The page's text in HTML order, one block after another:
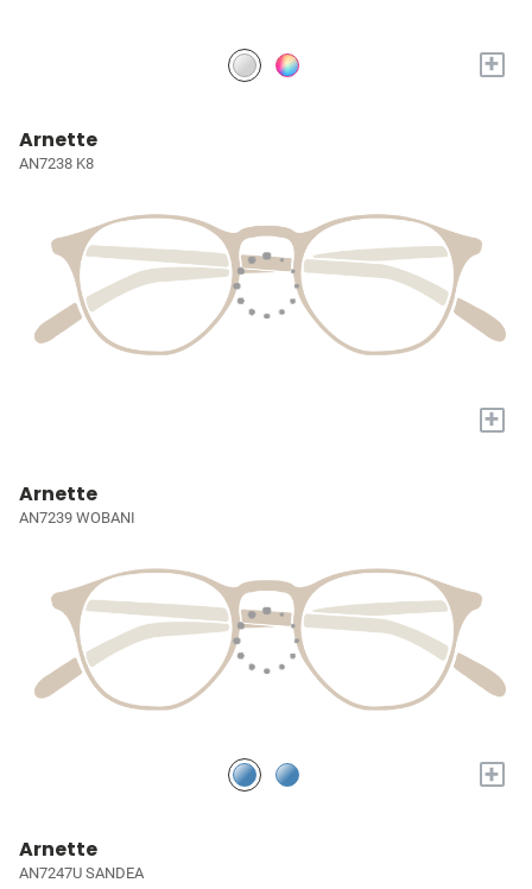
+
Arnette
AN7238 K8
+
Arnette
AN7239 WOBANI
+
Arnette
AN7247U SANDEA